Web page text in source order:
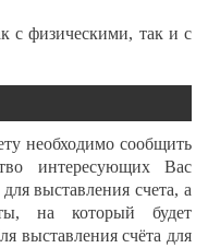
с физическими, так и с
необходимо сообщить
интересующих Вас
выставления счета, а
на который будет
выставления счёта для